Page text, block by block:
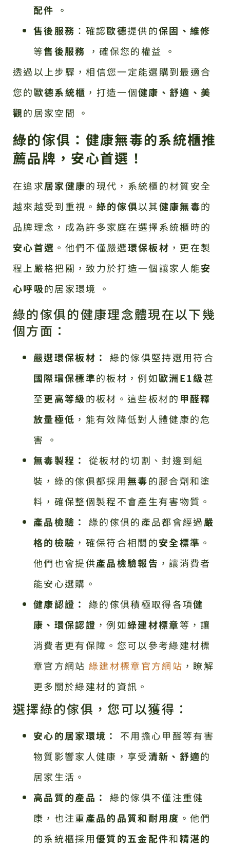
配件 。
售後服務 ：確認歐德提供的保固、維修
等售後服務
，確保您的權益 。
透過以上步驟，相信您一定能選購到最適合
您的歐德系統櫃 ，打造一個健康、舒適、美
觀的居家空間 。
綠的傢俱：健康無毒的系統櫃推
薦品牌，安心首選！
在追求居家健康的現代，系統櫃的材質安全
越來越受到重視。 綠的傢俱以其健康無毒的
品牌理念，成為許多家庭在選擇系統櫃時的
安心首選 。他們不僅嚴選環保板材 ，更在製
程上嚴格把關，致力於打造一個讓家人能安
心呼吸的居家環境 。
綠的傢俱的健康理念體現在以下幾
個方面：
嚴選環保板材：
綠的傢俱堅持選用符合
國際環保標準的板材，例如歐洲E1級甚
至更高等級的板材。這些板材的 甲醛釋
放量極低 ，能有效降低對人體健康的危
害 。
無毒製程：
從板材的切割、封邊到組
裝，綠的傢俱都採用無毒的膠合劑和塗
料，確保整個製程不會產生有害物質。
產品檢驗：
綠的傢俱的產品都會經過嚴
格的檢驗 ，確保符合相關的安全標準 。
他們也會提供產品檢驗報告 ，讓消費者
能安心選購。
健康認證：
綠的傢俱積極取得各項健
康、環保認證 ，例如綠建材標章等，讓
消費者更有保障。您可以參考綠建材標
章官方網站綠建材標章官方網站 ，瞭解
更多關於綠建材的資訊。
選擇綠的傢俱，您可以獲得：
安心的居家環境：
不用擔心甲醛等有害
物質影響家人健康，享受清新、舒適的
居家生活。
高品質的產品：
綠的傢俱不僅注重健
康，也注重產品的品質和耐用度 。他們
的系統櫃採用優質的五金配件和精湛的